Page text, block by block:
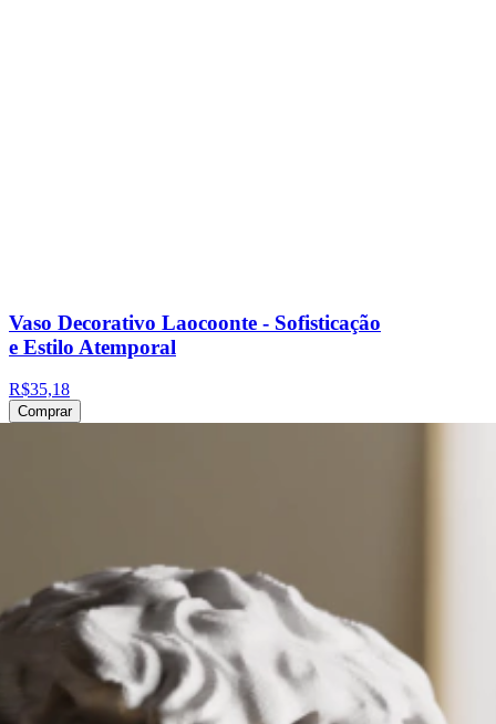
Vaso Decorativo Laocoonte - Sofisticação
e Estilo Atemporal
R$35,18
Comprar